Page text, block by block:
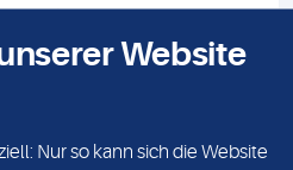
Stock
Website
Nur so kann sich die Website